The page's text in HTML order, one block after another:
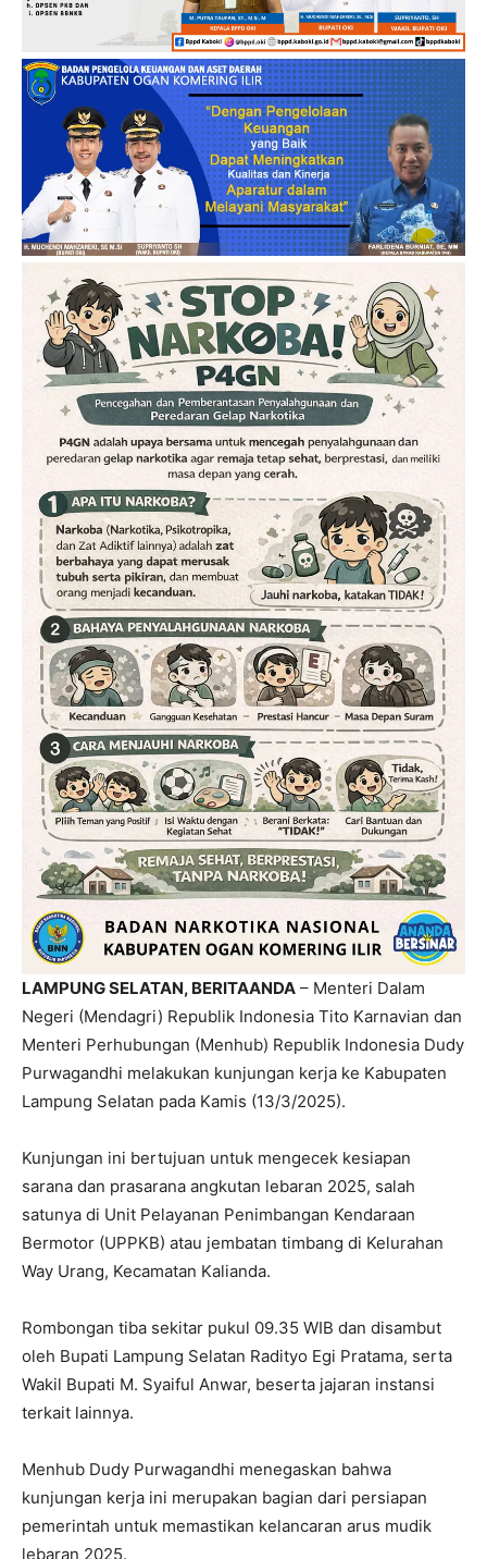
LAMPUNG SELATAN, BERITAANDA – Menteri Dalam
Negeri (Mendagri) Republik Indonesia Tito Karnavian dan
Menteri Perhubungan (Menhub) Republik Indonesia Dudy
Purwagandhi melakukan kunjungan kerja ke Kabupaten
Lampung Selatan pada Kamis (13/3/2025).
Kunjungan ini bertujuan untuk mengecek kesiapan
sarana dan prasarana angkutan lebaran 2025, salah
satunya di Unit Pelayanan Penimbangan Kendaraan
Bermotor (UPPKB) atau jembatan timbang di Kelurahan
Way Urang, Kecamatan Kalianda.
Rombongan tiba sekitar pukul 09.35 WIB dan disambut
oleh Bupati Lampung Selatan Radityo Egi Pratama, serta
Wakil Bupati M. Syaiful Anwar, beserta jajaran instansi
terkait lainnya.
Menhub Dudy Purwagandhi menegaskan bahwa
kunjungan kerja ini merupakan bagian dari persiapan
pemerintah untuk memastikan kelancaran arus mudik
lebaran 2025.